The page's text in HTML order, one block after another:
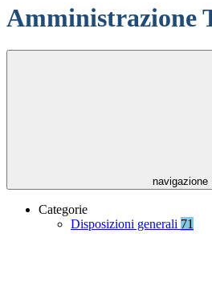
Amministrazione
navigazione
Categorie
Disposizioni generali 71